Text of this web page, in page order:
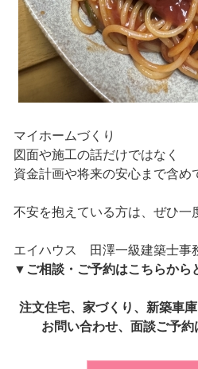
マイホームづくり
図面や施工の話だけではなく
資金計画や将来の安心まで含め
不安を抱えている方は、ぜひ一
エイハウス 田澤一級建築士事
▼ ご相談・ご予約はこちらから
注文住宅、家づくり、新築車
お問い合わせ、面談ご予